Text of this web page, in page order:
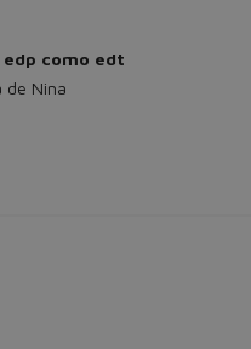
como edt
de Nina